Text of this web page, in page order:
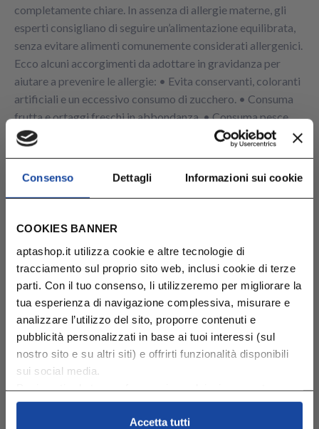
Consenso Dettagli Informazioni sui cookie
COOKIES BANNER
aptashop.it utilizza cookie e altre tecnologie di
tracciamento sul proprio sito web, inclusi cookie di terze
parti. Con il tuo consenso, li utilizzeremo per migliorare la
tua esperienza di navigazione complessiva, misurare e
analizzare l’utilizzo del sito, proporre contenuti e
pubblicità personalizzati in base ai tuoi interessi (sul
nostro sito e su altri siti) e offrirti funzionalità disponibili
sui social media.
Puoi gestire le tue preferenze in qualsiasi momento
cliccando su Impostazioni dei cookie. Ulteriori
informazioni sono disponibili nellaCookie Policy
Accetta tutti
completamente chiare. In assenza di allergie materne, gli
esperti consigliano di seguire un’alimentazione equilibrata,
senza evitare alimenti comunemente considerati allergenici.
Ecco alcuni accorgimenti da adottare in gravidanza per
aiutare a prevenire le allergie: • Evita conservanti, coloranti
artificiali e un eccessivo consumo di zucchero. • Consuma
frutta e ortaggi freschi in abbondanza. • Consuma pesce
cotto (non crudo). I grassi omega-3 contenuti nel pesce
azzurro esercitano un effetto antinfiammatorio e
allergeni e il rischio di sintomi allergici. Chi non consuma
pesce. Grazie alla sua naturale composizione, il latte
allergia e infezione nei bambini. Il latte materno è ricco di
carboidrati (lattosio e prebiotici), proteine, lipidi, nucleotidi,
vitamine e minerali. I prebiotici contenuti nel latte materno
promuovono una sana flora intestinale, favorendo lo
sviluppo dei batteri benefici, e respingono i germi
indesiderati.
Riduzione del rischio di allergia con il latte
in formula